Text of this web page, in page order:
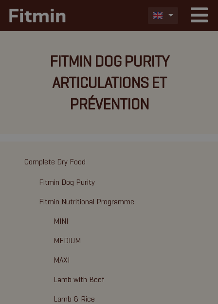
FITMIN DOG PURITY
ARTICULATIONS ET
PRÉVENTION
Complete Dry Food
Fitmin Dog Purity
Fitmin Nutritional Programme
MINI
MEDIUM
MAXI
Lamb with Beef
Lamb & Rice